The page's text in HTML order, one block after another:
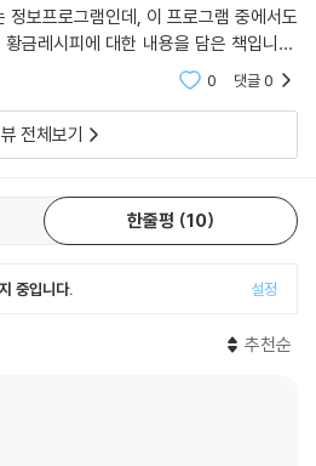
정보프로그램인데, 이 프로그램 중에서도
금레시피에 대한 내용을 담은 책입니다.
아서 뒷권도 구입하게 되었네요. 빠른 방
0 댓글0
전체보기
한줄평 10
중입니다. 설정
추천순